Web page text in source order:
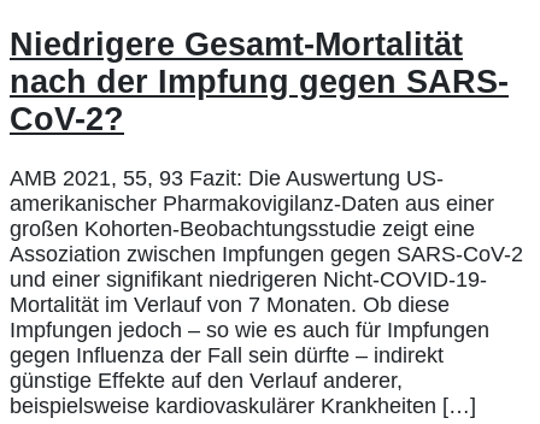
Niedrigere Gesamt-Mortalität
nach der Impfung gegen SARS-
CoV-2?
AMB 2021, 55, 93 Fazit: Die Auswertung US-
amerikanischer Pharmakovigilanz-Daten aus einer
großen Kohorten-Beobachtungsstudie zeigt eine
Assoziation zwischen Impfungen gegen SARS-CoV-2
und einer signifikant niedrigeren Nicht-COVID-19-
Mortalität im Verlauf von 7 Monaten. Ob diese
Impfungen jedoch – so wie es auch für Impfungen
gegen Influenza der Fall sein dürfte – indirekt
günstige Effekte auf den Verlauf anderer,
beispielsweise kardiovaskulärer Krankheiten […]